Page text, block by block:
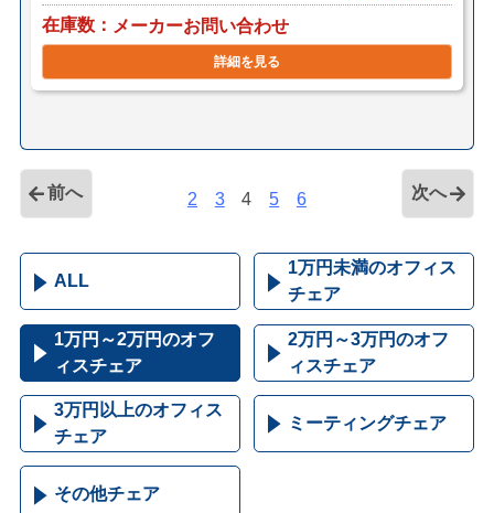
在庫数 メーカーお問い合わせ
詳細を見る
前へ 2 3 4 5 6 次へ
ALL
1万円未満のオフィス
チェア
1万円～2万円のオフ
ィスチェア
2万円～3万円のオフ
ィスチェア
3万円以上のオフィス
チェア
ミーティングチェア
その他チェア